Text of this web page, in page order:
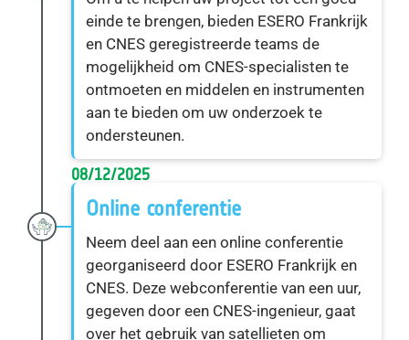
einde te brengen, bieden ESERO Frankrijk
en CNES geregistreerde teams de
mogelijkheid om CNES-specialisten te
ontmoeten en middelen en instrumenten
aan te bieden om uw onderzoek te
ondersteunen.
08/12/2025
Online conferentie
Neem deel aan een online conferentie
georganiseerd door ESERO Frankrijk en
CNES. Deze webconferentie van een uur,
gegeven door een CNES-ingenieur, gaat
over het gebruik van satellieten om